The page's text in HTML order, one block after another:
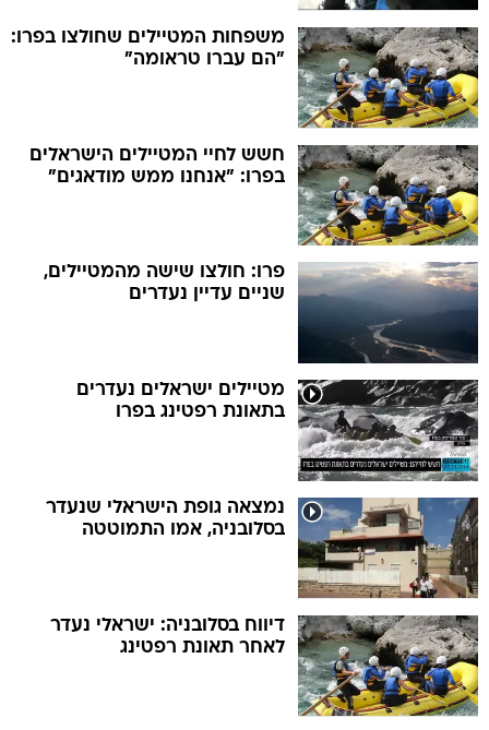
משפחות המטיילים שחולצו בפרו:
"הם עברו טראומה"
חשש לחיי המטיילים הישראלים
בפרו: "אנחנו ממש מודאגים"
פרו: חולצו שישה מהמטיילים,
שניים עדיין נעדרים
מטיילים ישראלים נעדרים
בתאונת רפטינג בפרו
נמצאה גופת הישראלי שנעדר
בסלובניה, אמו התמוטטה
דיווח בסלובניה: ישראלי נעדר
לאחר תאונת רפטינג